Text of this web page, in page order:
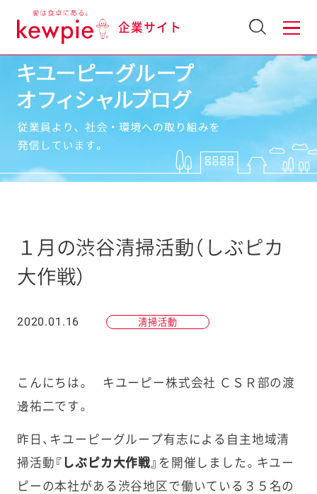
企業サイト
１月の渋谷清掃活動（しぶピカ
大作戦）
2020.01.16 清掃活動
こんにちは。 キユーピー株式会社 ＣＳＲ部の渡
邊祐二です。
昨日、キユーピーグループ有志による自主地域清
掃活動 『しぶピカ大作戦』 を開催しました。キユー
ピーの本社がある渋谷地区で働いている３５名の